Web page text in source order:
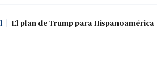
El plan de Trump para Hispanoamérica